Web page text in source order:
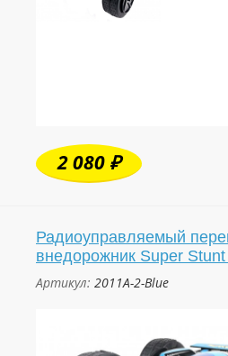
2 080 ₽
Радиоуправляемый
внедорожник Super
Артикул: 2011A-2-Blue